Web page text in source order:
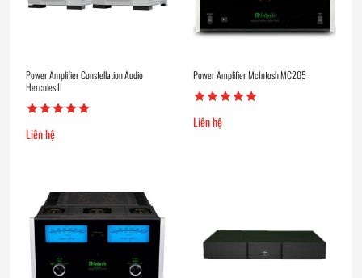
Power Amplifier Constellation Audio
Hercules II
Liên hệ
Power Amplifier McIntosh MC205
Liên hệ